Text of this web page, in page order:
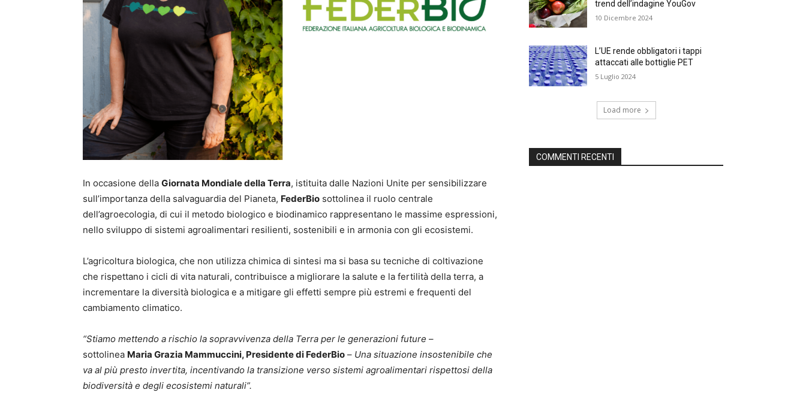
In occasione della Giornata Mondiale della Terra, istituita dalle Nazioni Unite per sensibilizzare
sull’importanza della salvaguardia del Pianeta, FederBio sottolinea il ruolo centrale
dell’agroecologia, di cui il metodo biologico e biodinamico rappresentano le massime espressioni,
nello sviluppo di sistemi agroalimentari resilienti, sostenibili e in armonia con gli ecosistemi.
L’agricoltura biologica, che non utilizza chimica di sintesi ma si basa su tecniche di coltivazione
che rispettano i cicli di vita naturali, contribuisce a migliorare la salute e la fertilità della terra, a
incrementare la diversità biologica e a mitigare gli effetti sempre più estremi e frequenti del
cambiamento climatico.
“Stiamo mettendo a rischio la sopravvivenza della Terra per le generazioni future –
sottolinea Maria Grazia Mammuccini, Presidente di FederBio – Una situazione insostenibile che
va al più presto invertita, incentivando la transizione verso sistemi agroalimentari rispettosi della
biodiversità e degli ecosistemi naturali”.
trend dell’indagine YouGov
10 Dicembre 2024
L’UE rende obbligatori i tappi
attaccati alle bottiglie PET
5 Luglio 2024
Load more
COMMENTI RECENTI